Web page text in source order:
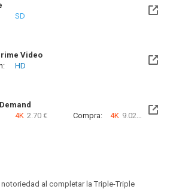
SD
Video
HD
4K 2.70 € Compra: 4K 9.02 €
al completar la Triple-Triple